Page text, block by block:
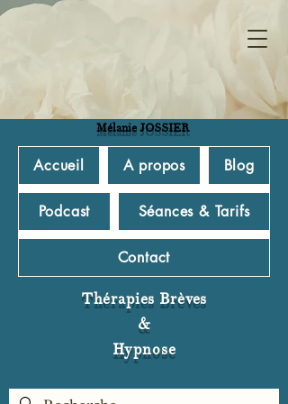
Mélanie JOSSIER
Accueil A propos Blog
Podcast Séances & Tarifs
Contact
Thérapies Brèves
&
Hypnose